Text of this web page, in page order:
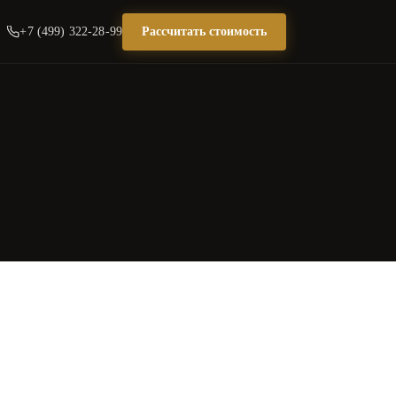
+7 (499) 322-28-99 Рассчитать стоимость